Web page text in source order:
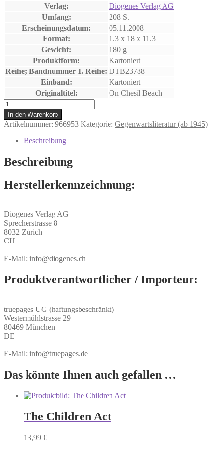
Verlag:
Diogenes Verlag AG
Umfang:
208 S.
Erscheinungsdatum:
05.11.2008
Format:
1.3 x 18 x 11.3
Gewicht:
180 g
Produktform:
Kartoniert
Reihe; Bandnummer 1. Reihe: DTB23788
Einband:
Kartoniert
Originaltitel:
On Chesil Beach
Am
Strand
Menge
In den Warenkorb
Artikelnummer: 966953 Kategorie: Gegenwartsliteratur (ab 1945)
Beschreibung
Beschreibung
Herstellerkennzeichnung:
Diogenes Verlag AG
Sprecherstrasse 8
8032 Zürich
CH
E-Mail: info@diogenes.ch
Produktverantwortlicher / Importeur:
truepages UG (haftungsbeschränkt)
Westermühlstrasse 29
80469 München
DE
E-Mail: info@truepages.de
Das könnte Ihnen auch gefallen …
The Children Act
13,99 €